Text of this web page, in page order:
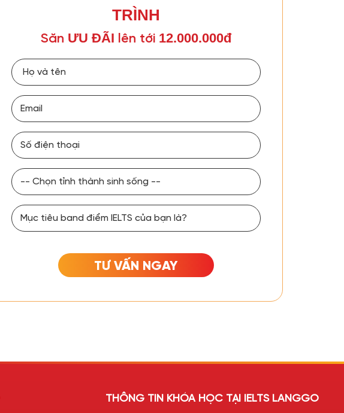
TRÌNH
Săn ƯU ĐÃI lên tới 12.000.000đ
TƯ VẤN NGAY
THÔNG TIN KHÓA HỌC TẠI IELTS LANGGO